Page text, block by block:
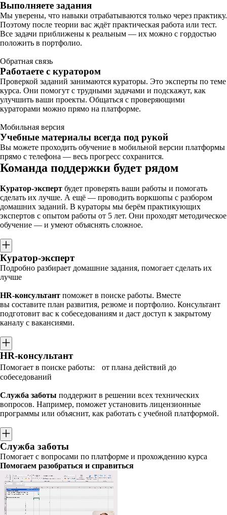
Выполняете задания
Мы уверены, что навыки отрабатываются только через практику.
Поэтому после теории вас ждёт практическая работа или тест.
Все задачи приближены к реальным — их можно с гордостью
положить в портфолио.
Обратная связь
Работаете с куратором
Проверкой заданий занимаются кураторы. Это эксперты по теме
курса. Они помогут с трудными задачами и подскажут, как
улучшить ваши проекты. Общаться с проверяющими
кураторами можно прямо на платформе.
Мобильная версия
Учебные материалы всегда под рукой
Вы можете проходить обучение в мобильной версии платформы
прямо с телефона — весь прогресс сохранится.
Команда поддержки будет рядом
Куратор-эксперт будет проверять ваши работы и помогать
сделать их лучше. А ещё — проводить воркшопы с разбором
домашних заданий. В кураторы мы берём практикующих
экспертов с опытом работы от 5 лет. Они проходят методическое
обучение — и умеют объяснять сложное.
Куратор-эксперт
Подробно разбирает домашние задания, помогает сделать их
лучше
HR-консультант поможет в поиске работы. Вместе
вы составите план развития, резюме и портфолио. Консультант
подготовит вас к собеседованиям и даст доступ к закрытому
каналу с вакансиями.
HR-консультант
Помогает в поиске работы: от плана действий до
собеседований
Служба заботы поддержит в решении всех технических
вопросов. Например, поможет установить лицензионные
программы или объяснит, как работать с учебной платформой.
Служба заботы
Помогает с вопросами по платформе и прохождению курса
Помогаем разобраться и справиться